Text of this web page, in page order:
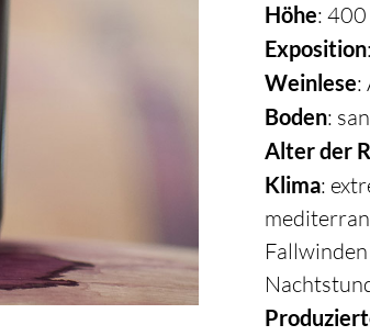
Höhe:
Exposition
Weinlese:
Boden:
Alter der
Klima: